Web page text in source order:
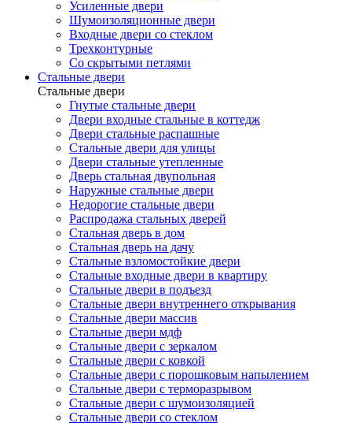
Усиленные двери
Шумоизоляционные двери
Входные двери со стеклом
Трехконтурные
Со скрытыми петлями
Стальные двери
Стальные двери
Гнутые стальные двери
Двери входные стальные в коттедж
Двери стальные распашные
Стальные двери для улицы
Двери стальные утепленные
Дверь стальная двупольная
Наружные стальные двери
Недорогие стальные двери
Распродажа стальных дверей
Стальная дверь в дом
Стальная дверь на дачу
Стальные взломостойкие двери
Стальные входные двери в квартиру
Стальные двери в подъезд
Стальные двери внутреннего открывания
Стальные двери массив
Стальные двери мдф
Стальные двери с зеркалом
Стальные двери с ковкой
Стальные двери с порошковым напылением
Стальные двери с терморазрывом
Стальные двери с шумоизоляцией
Стальные двери со стеклом